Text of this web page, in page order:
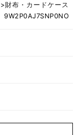
>財布・カードケース
9W2P0AJ7SNP0NO